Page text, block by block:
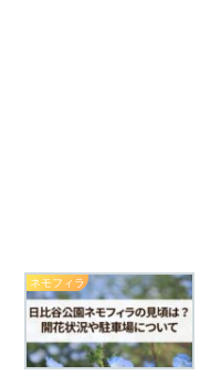
ネモフィラ